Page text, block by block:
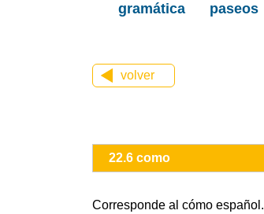
gramática paseos
volver
22.6 como
Corresponde al cómo español.